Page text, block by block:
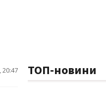
20:47 ТОП-новини